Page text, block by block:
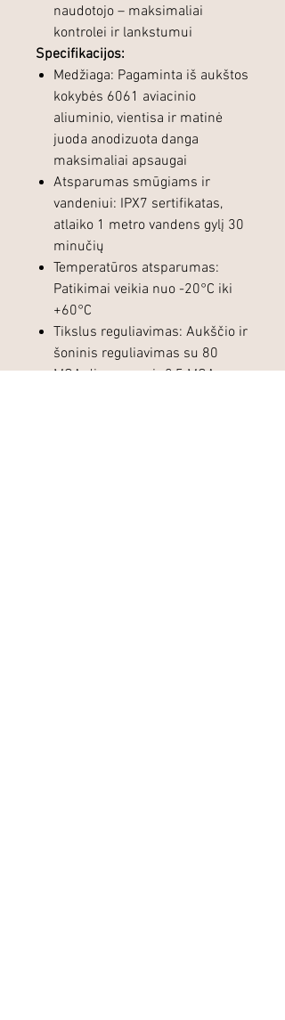
naudotojo – maksimaliai
kontrolei ir lankstumui
Specifikacijos:
Medžiaga: Pagaminta iš aukštos
kokybės 6061 aviacinio
aliuminio, vientisa ir matinė
juoda anodizuota danga
maksimaliai apsaugai
Atsparumas smūgiams ir
vandeniui: IPX7 sertifikatas,
atlaiko 1 metro vandens gylį 30
minučių
Temperatūros atsparumas:
Patikimai veikia nuo -20°C iki
+60°C
Tikslus reguliavimas: Aukščio ir
šoninis reguliavimas su 80
MOA diapazonu ir 0,5 MOA